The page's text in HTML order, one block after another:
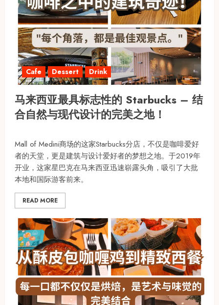
Cafe Dessert Drink
马来西亚最具标志性的 Starbucks – 结
合自然与现代设计的完美之地！
Mall of Medini商场的这家Starbucks分店，不仅是咖啡爱好
者的天堂，更是建筑与设计爱好者的梦想之地。于2019年
开业，这家星巴克在马来西亚迅速崭露头角，吸引了大批
本地和国际游客前来。
READ MORE